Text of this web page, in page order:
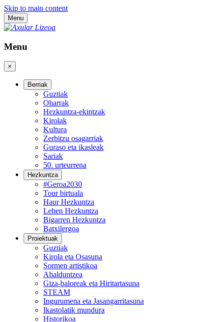
Skip to main content
Menu
Menu
×
Berriak
Guztiak
Oharrak
Hezkuntza-ekintzak
Kirolak
Kultura
Zerbitzu osagarriak
Guraso eta ikasleak
Sariak
50. urteurrena
Hezkuntza
#Geroa2030
Tour birtuala
Haur Hezkuntza
Lehen Hezkuntza
Bigarren Hezkuntza
Batxilergoa
Proiektuak
Guztiak
Kirola eta Osasuna
Sormen artistikoa
Ahalduntzea
Giza-baloreak eta Hiritartasuna
STEAM
Ingurumena eta Jasangarritasuna
Ikastolatik mundura
Historikoa